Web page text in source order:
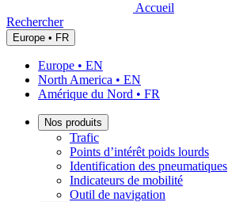
Accueil
Rechercher
Europe • FR
Europe • EN
North America • EN
Amérique du Nord • FR
Nos produits
Trafic
Points d’intérêt poids lourds
Identification des pneumatiques
Indicateurs de mobilité
Outil de navigation